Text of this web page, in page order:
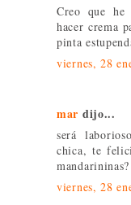
Creo que he
hacer crema
pinta
viernes, 28
mar dijo...
será
chica, te
mandarininas?
viernes, 28